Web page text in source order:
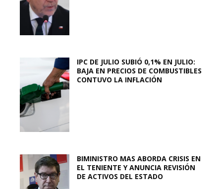
IPC DE JULIO SUBIÓ 0,1% EN JULIO:
BAJA EN PRECIOS DE COMBUSTIBLES
CONTUVO LA INFLACIÓN
BIMINISTRO MAS ABORDA CRISIS EN
EL TENIENTE Y ANUNCIA REVISIÓN
DE ACTIVOS DEL ESTADO